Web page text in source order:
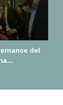
del